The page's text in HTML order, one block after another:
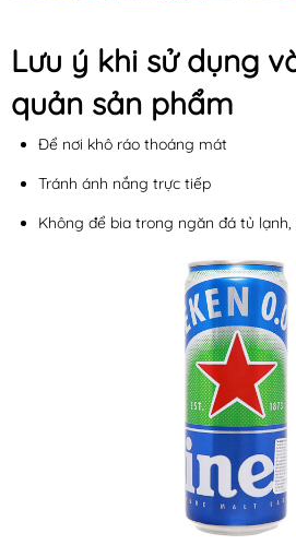
Lưu ý khi sử dụng
quản sản phẩm
Để nơi khô ráo thoáng mát
Tránh ánh nắng trực tiếp
Không để bia trong ngăn đá tủ